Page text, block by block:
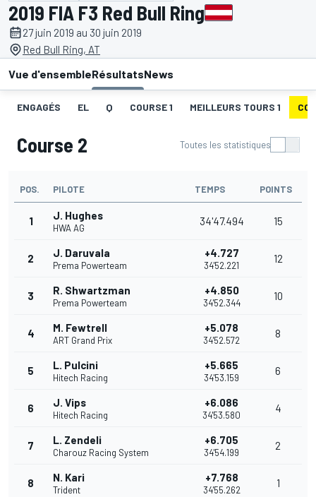
2019 FIA F3 Red Bull Ring
27 juin 2019 au 30 juin 2019
Red Bull Ring, AT
Vue d'ensembleRésultatsNews
ENGAGÉS EL Q COURSE 1 MEILLEURS TOURS 1
Course 2 Toutes les statistiques
POS. PILOTE TEMPS POINTS
1 J. Hughes
HWA AG
34'47.494 15
2 J. Daruvala
Prema Powerteam
+4.727
34'52.221
12
3 R. Shwartzman
Prema Powerteam
+4.850
34'52.344
10
4 M. Fewtrell
ART Grand Prix
+5.078
34'52.572
8
5 L. Pulcini
Hitech Racing
+5.665
34'53.159
6
6 J. Vips
Hitech Racing
+6.086
34'53.580
4
7 L. Zendeli
Charouz Racing System
+6.705
34'54.199
2
8 N. Kari
Trident
+7.768
34'55.262
1